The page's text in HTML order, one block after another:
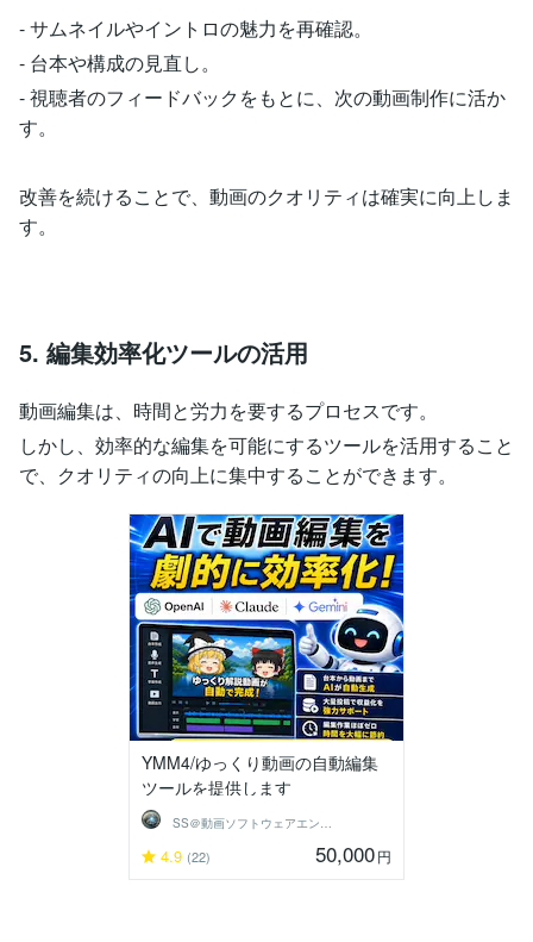
- サムネイルやイントロの魅力を再確認。
- 台本や構成の見直し。
- 視聴者のフィードバックをもとに、次の動画制作に活か
す。
改善を続けることで、動画のクオリティは確実に向上しま
す。
5. 編集効率化ツールの活用
動画編集は、時間と労力を要するプロセスです。
しかし、効率的な編集を可能にするツールを活用すること
で、クオリティの向上に集中することができます。
YMM4/ゆっくり動画の自動編集
ツールを提供します
SS＠動画ソフトウェアエンジニア
4.9 (22) 50,000円